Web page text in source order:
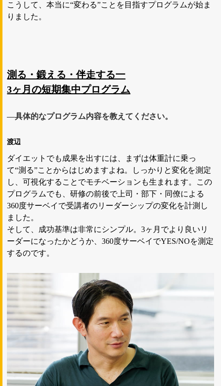
こうして、本当に“変わる”ことを目指すプログラムが始ま
りました。
測る・鍛える・伴走する一
3ヶ月の短期集中プログラム
―具体的なプログラム内容を教えてください。
渡辺
ダイエットでも成果を出すには、まずは体重計に乗っ
て“測る”ことからはじめますよね。しっかりと変化を測定
し、可視化することでモチベーションも生まれます。この
プログラムでも、研修の前後で上司・部下・同僚による
360度サーベイで受講者のリーダーシップの変化を計測し
ました。
そして、成功基準は非常にシンプル。3ヶ月でより良いリ
ーダーになったかどうか、360度サーベイでYES/NOを測定
するのです。